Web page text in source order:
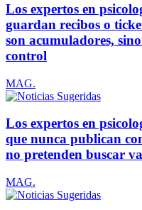
Los expertos en
guardan recibos o
son acumuladores,
control
MAG.
Los expertos en
que nunca publican
no pretenden buscar
MAG.